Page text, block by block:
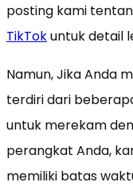
posting kami
TikTokuntuk detail
Namun, Jika Anda
terdiri dari
untuk merekam
perangkat Anda,
memiliki batas